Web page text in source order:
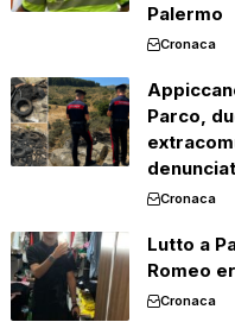
Palermo
Cronaca
Parco,
Cronaca
Lutto a
Romeo
Cronaca